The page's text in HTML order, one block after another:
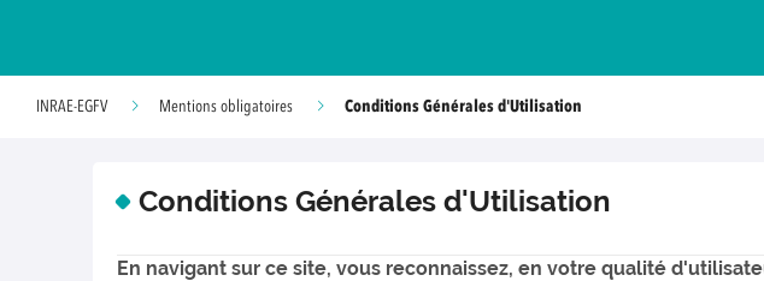
INRAE-EGFV Mentions obligatoires Conditions Générales d'Utilisation
Conditions Générales d'Utilisation
En navigant sur ce site, vous reconnaissez, en votre qualité